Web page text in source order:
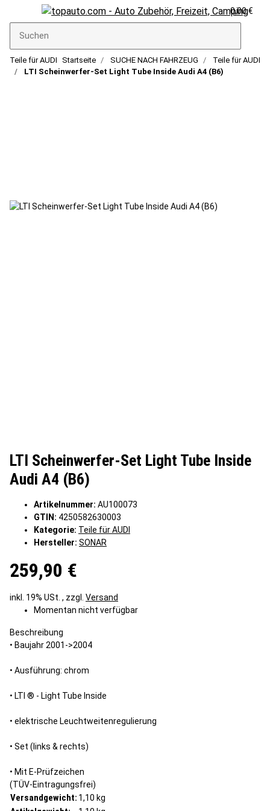
0,00 €
Teile für AUDI Startseite SUCHE NACH FAHRZEUG
Teile für AUDI
LTI Scheinwerfer-Set Light Tube Inside Audi A4 (B6)
LTI Scheinwerfer-Set Light Tube Inside
Audi A4 (B6)
Artikelnummer: AU100073
GTIN: 4250582630003
Kategorie: Teile für AUDI
Hersteller: SONAR
259,90 €
inkl. 19% USt. , zzgl. Versand
Momentan nicht verfügbar
Beschreibung
• Baujahr 2001->2004
• Ausführung: chrom
• LTI ® - Light Tube Inside
• elektrische Leuchtweitenregulierung
• Set (links & rechts)
• Mit E-Prüfzeichen
(TÜV-Eintragungsfrei)
Versandgewicht: 1,10 kg